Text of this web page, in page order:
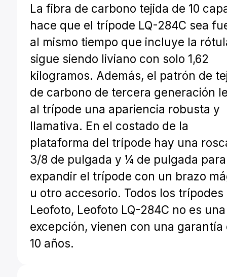
La fibra de carbono tejida de 10
hace que el trípode LQ-284C sea
al mismo tiempo que incluye la
sigue siendo liviano con solo 1,62
kilogramos. Además, el patrón de
de carbono de tercera generación
al trípode una apariencia robusta y
llamativa. En el costado de la
plataforma del trípode hay una
3/8 de pulgada y ¼ de pulgada para
expandir el trípode con un brazo
u otro accesorio. Todos los trípodes
Leofoto, Leofoto LQ-284C no es una
excepción, vienen con una garantía
10 años.